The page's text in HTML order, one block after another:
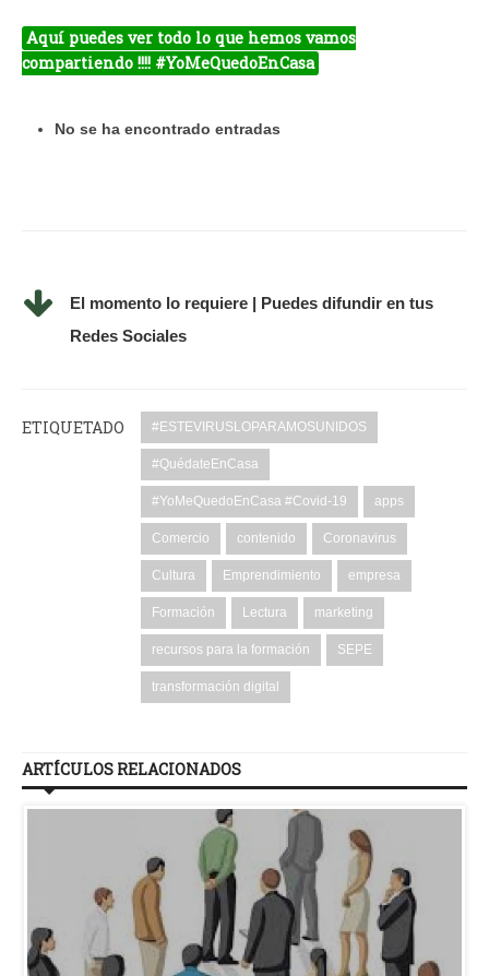
Aquí puedes ver todo lo que hemos vamos
compartiendo !!!! #YoMeQuedoEnCasa
No se ha encontrado entradas
El momento lo requiere | Puedes difundir en tus
Redes Sociales
ETIQUETADO #ESTEVIRUSLOPARAMOSUNIDOS
#QuédateEnCasa
#YoMeQuedoEnCasa #Covid-19 apps
Comercio contenido Coronavirus
Cultura Emprendimiento empresa
Formación Lectura marketing
recursos para la formación SEPE
transformación digital
ARTÍCULOS RELACIONADOS